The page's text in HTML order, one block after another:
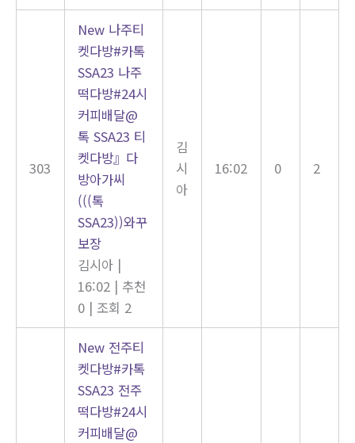
303
New 나주티
켓다방#카톡
SSA23 나주
떡다방#24시
커피배달@
톡 SSA23 티
켓다방』다
방아가씨
(((톡
SSA23))와꾸
보장
김시아 |
16:02 | 추천
0 | 조회 2
김
시
아
16:02 0 2
New 전주티
켓다방#카톡
SSA23 전주
떡다방#24시
커피배달@